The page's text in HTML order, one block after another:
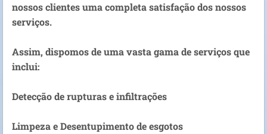
nossos clientes uma completa satisfação dos nossos
serviços.
Assim, dispomos de uma vasta gama de serviços que
inclui:
Detecção de rupturas e infiltrações
Limpeza e Desentupimento de esgotos